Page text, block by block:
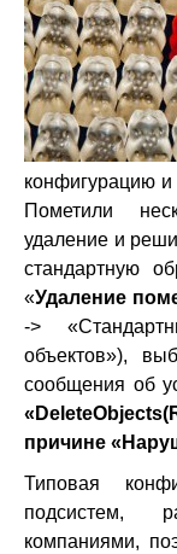
конфигурацию и
Пометили
удаление и
стандартную
«Удаление
->
объектов»),
сообщения об
причине
Типовая
подсистем,
компаниями,